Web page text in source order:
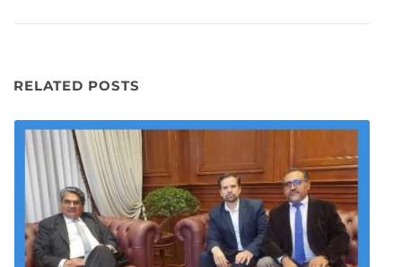
RELATED POSTS